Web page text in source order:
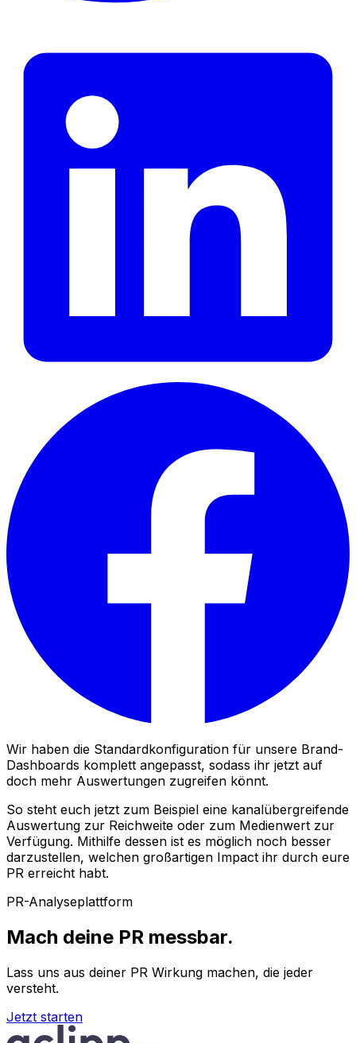
Wir haben die Standardkonfiguration für unsere Brand-
Dashboards komplett angepasst, sodass ihr jetzt auf
doch mehr Auswertungen zugreifen könnt.
So steht euch jetzt zum Beispiel eine kanalübergreifende
Auswertung zur Reichweite oder zum Medienwert zur
Verfügung. Mithilfe dessen ist es möglich noch besser
darzustellen, welchen großartigen Impact ihr durch eure
PR erreicht habt.
PR-Analyseplattform
Mach deine PR messbar.
Lass uns aus deiner PR Wirkung machen, die jeder
versteht.
Jetzt starten